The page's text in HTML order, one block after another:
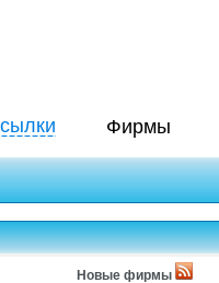
Фирмы
Новые фирмы